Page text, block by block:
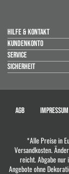
HILFE & KONTAKT
KUNDENKONTO
SERVICE
SICHERHEIT
AGB IMPRESSUM
*Alle Preise in
Versandkosten.
reicht. Abgabe nur
Angebote ohne